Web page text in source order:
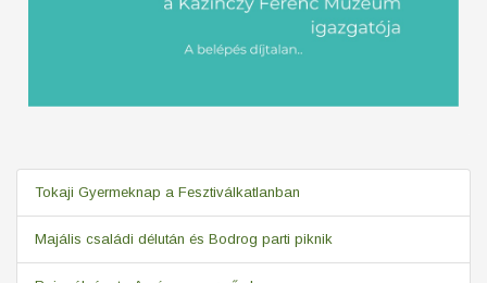
Tokaji Gyermeknap a Fesztiválkatlanban
Majális családi délután és Bodrog parti piknik